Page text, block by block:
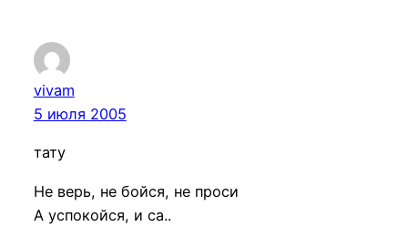
vivam
5 июля 2005
тату
Не верь, не бойся, не проси
А успокойся, и са..